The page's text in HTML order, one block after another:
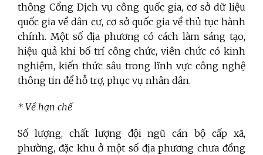
thông Cổng Dịch vụ công quốc gia, cơ sở dữ liệu
quốc gia về dân cư, cơ sở quốc gia về thủ tục hành
chính. Một số địa phương có cách làm sáng tạo,
hiệu quả khi bố trí công chức, viên chức có kinh
nghiệm, kiến thức sâu trong lĩnh vực công nghệ
thông tin để hỗ trợ, phục vụ nhân dân.
* Về hạn chế
Số lượng, chất lượng đội ngũ cán bộ cấp xã,
phường, đặc khu ở một số địa phương chưa đồng